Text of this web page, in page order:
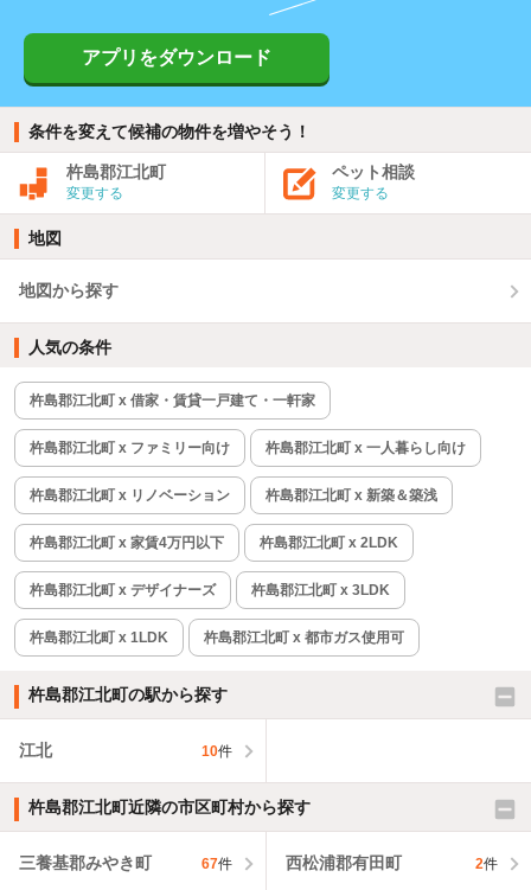
アプリをダウンロード
条件を変えて候補の物件を増やそう！
杵島郡江北町
変更する
ペット相談
変更する
地図
地図から探す
人気の条件
杵島郡江北町 x 借家・賃貸一戸建て・一軒家
杵島郡江北町 x ファミリー向け 杵島郡江北町 x 一人暮らし向け
杵島郡江北町 x リノベーション 杵島郡江北町 x 新築＆築浅
杵島郡江北町 x 家賃4万円以下 杵島郡江北町 x 2LDK
杵島郡江北町 x デザイナーズ 杵島郡江北町 x 3LDK
杵島郡江北町 x 1LDK 杵島郡江北町 x 都市ガス使用可
杵島郡江北町の駅から探す
江北 10件
杵島郡江北町近隣の市区町村から探す
三養基郡みやき町 67件 西松浦郡有田町 2件